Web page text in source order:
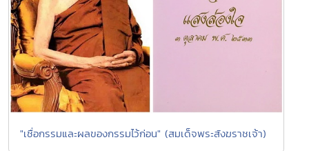
"เชื่อกรรมและผลของกรรมไว้ก่อน" (สมเด็จพระสังฆราชเจ้า)